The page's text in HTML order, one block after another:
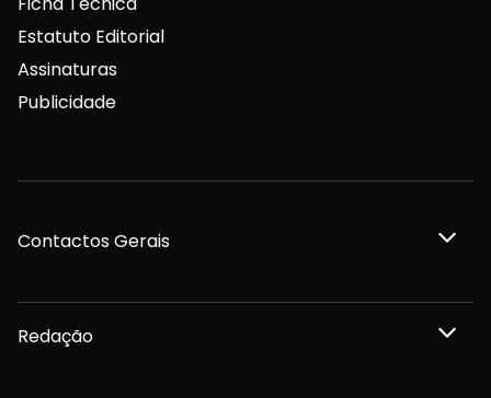
Estatuto Editorial
Assinaturas
Publicidade
Contactos Gerais
Redação